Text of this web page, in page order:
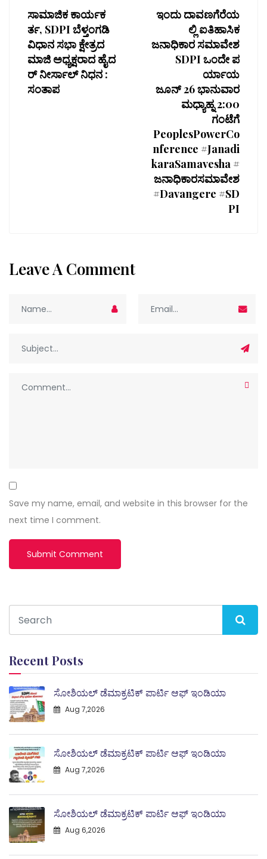
ಸಾಮಾಜಿಕ ಕಾರ್ಯಕ
ರ್ತ, SDPI ಬೆಳ್ತಂಗಡಿ
ವಿಧಾನ ಸಭಾ ಕ್ಷೇತ್ರದ
ಮಾಜಿ ಅಧ್ಯಕ್ಷರಾದ ಹೈದ
ರ್ ನೀರ್ಸಾಲ್ ನಿಧನ :
ಸಂತಾಪ
ಇಂದು ದಾವಣಗೆರೆಯ
ಲ್ಲಿ ಐತಿಹಾಸಿಕ
ಜನಾಧಿಕಾರ ಸಮಾವೇಶ
SDPI ಒಂದೇ ಪ
ರ್ಯಾಯ
ಜೂನ್ 26 ಭಾನುವಾರ
ಮಧ್ಯಾಹ್ನ 2:00
ಗಂಟೆಗೆ
PeoplesPowerCo
nference #Janadi
karaSamavesha #
ಜನಾಧಿಕಾರಸಮಾವೇಶ
#Davangere #SD
PI
Leave A Comment
Save my name, email, and website in this browser for the
next time I comment.
Recent Posts
ಸೋಶಿಯಲ್ ಡೆಮಾಕ್ರಟಿಕ್ ಪಾರ್ಟಿ ಆಫ್ ಇಂಡಿಯಾ
Aug 7,2026
ಸೋಶಿಯಲ್ ಡೆಮಾಕ್ರಟಿಕ್ ಪಾರ್ಟಿ ಆಫ್ ಇಂಡಿಯಾ
Aug 7,2026
ಸೋಶಿಯಲ್ ಡೆಮಾಕ್ರಟಿಕ್ ಪಾರ್ಟಿ ಆಫ್ ಇಂಡಿಯಾ
Aug 6,2026